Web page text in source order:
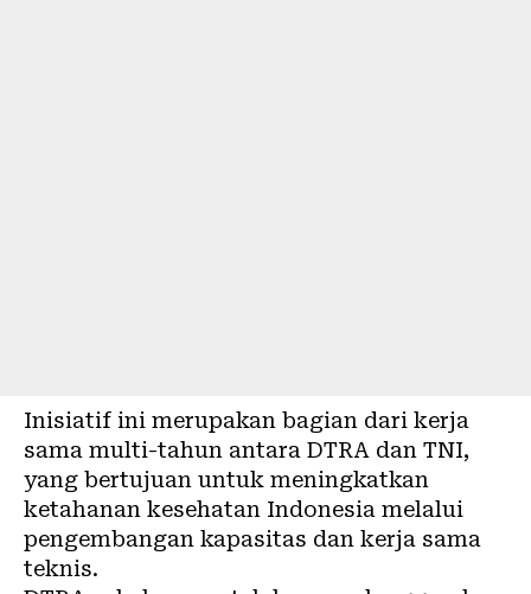
Inisiatif ini merupakan bagian dari kerja
sama multi-tahun antara DTRA dan TNI,
yang bertujuan untuk meningkatkan
ketahanan kesehatan Indonesia melalui
pengembangan kapasitas dan kerja sama
teknis.